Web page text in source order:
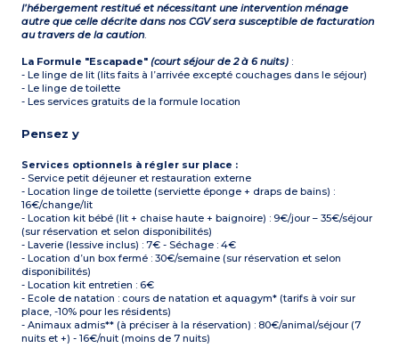
l’hébergement restitué et nécessitant une intervention ménage
autre que celle décrite dans nos CGV sera susceptible de facturation
au travers de la caution.
La Formule "Escapade"(court séjour de 2 à 6 nuits) :
- Le linge de lit (lits faits à l’arrivée excepté couchages dans le séjour)
- Le linge de toilette
- Les services gratuits de la formule location
Pensez y
Services optionnels à régler sur place :
- Service petit déjeuner et restauration externe
- Location linge de toilette (serviette éponge + draps de bains) :
16€/change/lit
- Location kit bébé (lit + chaise haute + baignoire) : 9€/jour – 35€/séjour
(sur réservation et selon disponibilités)
- Laverie (lessive inclus) : 7€ - Séchage : 4€
- Location d’un box fermé : 30€/semaine (sur réservation et selon
disponibilités)
- Location kit entretien : 6€
- Ecole de natation : cours de natation et aquagym* (tarifs à voir sur
place, -10% pour les résidents)
- Animaux admis** (à préciser à la réservation) : 80€/animal/séjour (7
nuits et +) - 16€/nuit (moins de 7 nuits)